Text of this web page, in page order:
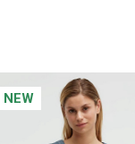
СДЭК
NEW